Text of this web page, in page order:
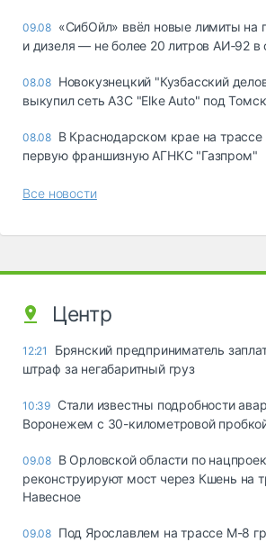
09.08 «СибОйл» ввёл новые лимиты на
и дизеля — не более 20 литров АИ‑92 в
08.08 Новокузнецкий "Кузбасский
выкупил сеть АЗС "Elke Auto" под
08.08 В Краснодарском крае на трассе
первую франшизную АГНКС "Газпром"
Все новости
Центр
12:21
Брянский предприниматель
штраф за негабаритный груз
10:39 Стали известны подробности
Воронежем с 30-километровой
09.08 В Орловской области по
реконструируют мост через Кшень на
Навесное
09.08 Под Ярославлем на трассе М-8